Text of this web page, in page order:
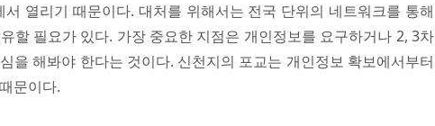
열리기 때문이다. 대처를 위해서는 전국 단위의 네트워크를 통해
할 필요가 있다. 가장 중요한 지점은 개인정보를 요구하거나 2, 3차
을 해봐야 한다는 것이다. 신천지의 포교는 개인정보 확보에서부터
문이다.